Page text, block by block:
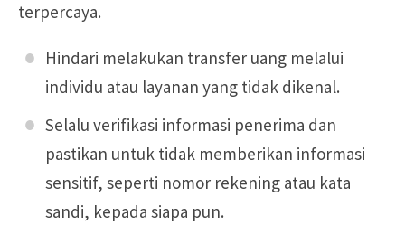
terpercaya.
Hindari melakukan transfer uang melalui
individu atau layanan yang tidak dikenal.
Selalu verifikasi informasi penerima dan
pastikan untuk tidak memberikan informasi
sensitif, seperti nomor rekening atau kata
sandi, kepada siapa pun.